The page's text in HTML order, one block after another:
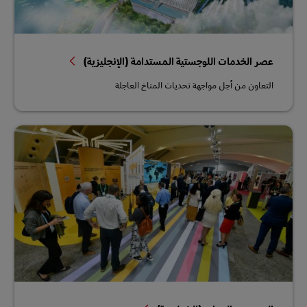
عصر الخدمات اللوجستية المستدامة (الإنجليزية)
التعاون من أجل مواجهة تحديات المناخ العاجلة